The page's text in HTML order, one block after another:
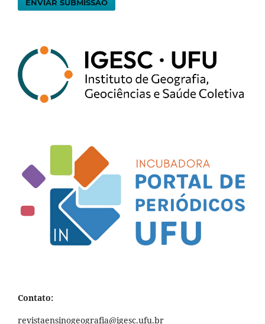
ENVIAR SUBMISSÃO
Contato:
revistaensinogeografia@igesc.ufu.br